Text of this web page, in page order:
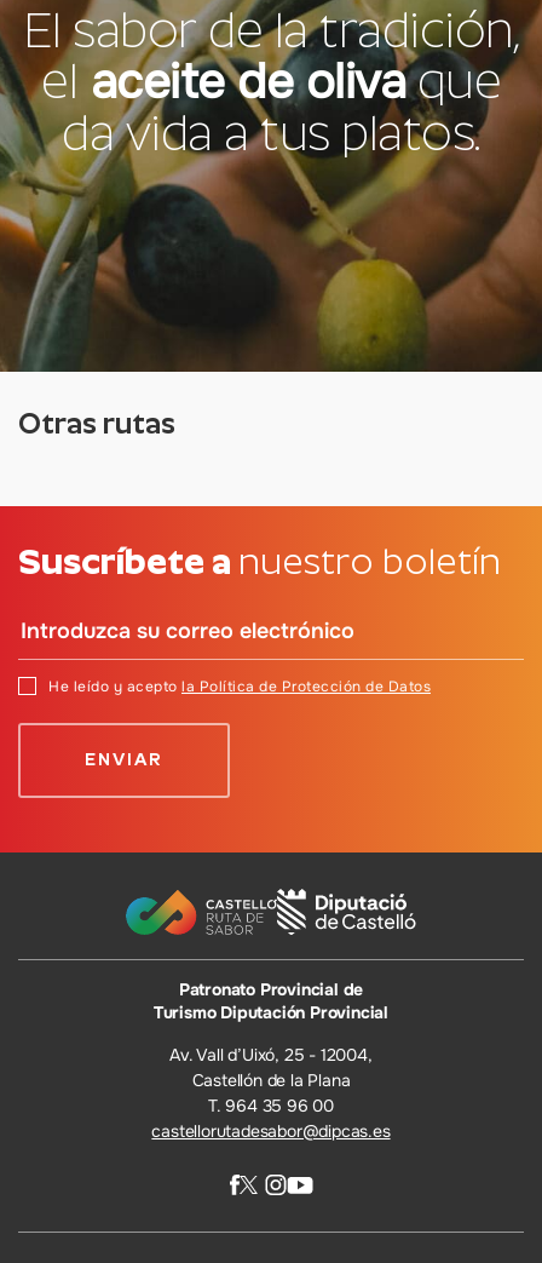
El sabor de la tradición,
el aceite de olivaque
da vida a tus platos.
Otras rutas
Suscríbete a nuestro boletín
He leído y acepto la Política de Protección de Datos
Patronato Provincial de
Turismo Diputación Provincial
Av. Vall d’Uixó, 25 - 12004,
Castellón de la Plana
T. 964 35 96 00
castellorutadesabor@dipcas.es